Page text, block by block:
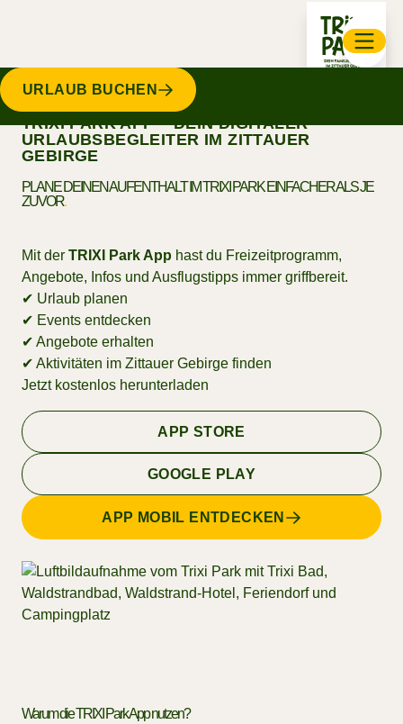
URLAUB BUCHEN
ANGEBOTE
WALDSTRAND-HOTEL
FERIENHAUS
CAMPING
SAUNA
WALDSTRANDBAD
MODERNISIERUNG
BUFFETRESTAURANT
FEIERN UND TAGEN
REGION
TRIXI KIDSCLUB
VERANSTALTUNGEN
AKTIVPUNKT & VERMIETSTATION
GUTSCHEINE & SHOP
JOBS & KARRIERE
KONTAKT
NACHHALTIGKEIT
PHILOSOPHIE
TRIXI PARK APP – DEIN DIGITALER
URLAUBSBEGLEITER IM ZITTAUER
GEBIRGE
PLANE DEINEN AUFENTHALT IM TRIXI PARK EINFACHER ALS JE
ZUVOR.
Mit der TRIXI Park App hast du Freizeitprogramm,
Angebote, Infos und Ausflugstipps immer griffbereit.
✔ Urlaub planen
✔ Events entdecken
✔ Angebote erhalten
✔ Aktivitäten im Zittauer Gebirge finden
Jetzt kostenlos herunterladen
APP STORE
GOOGLE PLAY
APP MOBIL ENTDECKEN
Warum die TRIXI Park App nutzen?